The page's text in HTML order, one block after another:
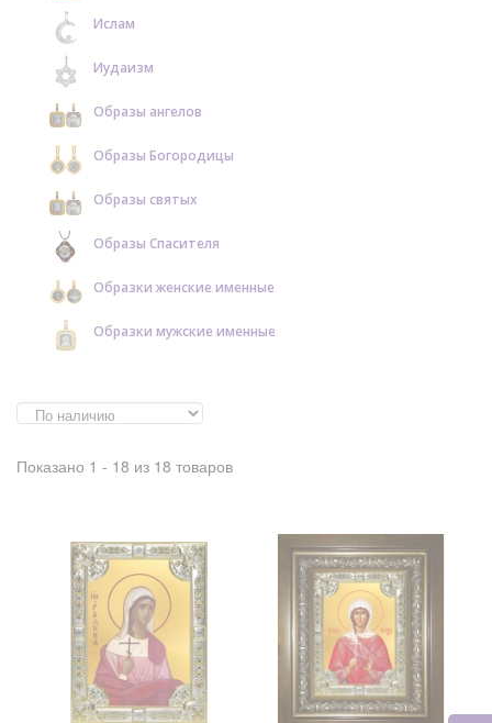
Ислам
Иудаизм
Образы ангелов
Образы Богородицы
Образы святых
Образы Спасителя
Образки женские именные
Образки мужские именные
Показано 1 - 18 из 18 товаров